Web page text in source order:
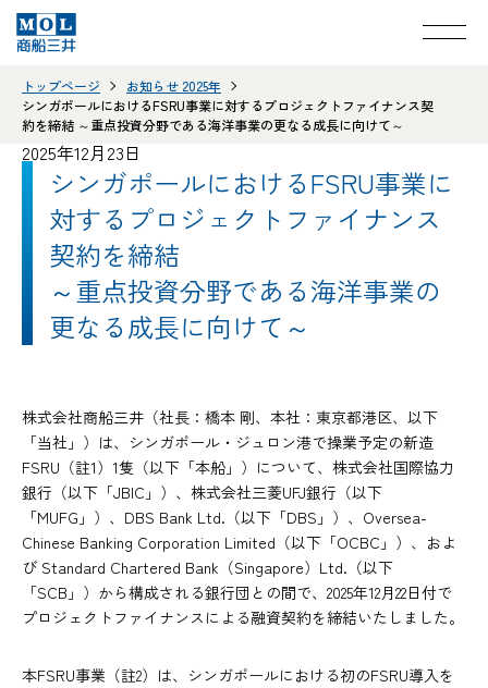
トップページ
お知らせ 2025年
シンガポールにおけるFSRU事業に対するプロジェクトファイナンス契
約を締結 ～重点投資分野である海洋事業の更なる成長に向けて～
2025年12月23日
シンガポールにおけるFSRU事業に
対するプロジェクトファイナンス
契約を締結
～重点投資分野である海洋事業の
更なる成長に向けて～
株式会社商船三井（社長：橋本 剛、本社：東京都港区、以下
「当社」）は、シンガポール・ジュロン港で操業予定の新造
FSRU（註1）1隻（以下「本船」）について、株式会社国際協力
銀行（以下「JBIC」）、株式会社三菱UFJ銀行（以下
「MUFG」）、DBS Bank Ltd.（以下「DBS」）、Oversea-
Chinese Banking Corporation Limited（以下「OCBC」）、およ
び Standard Chartered Bank（Singapore）Ltd.（以下
「SCB」）から構成される銀行団との間で、2025年12月22日付で
プロジェクトファイナンスによる融資契約を締結いたしました。
本FSRU事業（註2）は、シンガポールにおける初のFSRU導入を